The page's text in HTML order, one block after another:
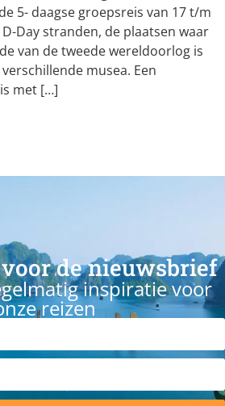
5- daagse groepsreis van 17 t/m
Day stranden, de plaatsen waar
van de tweede wereldoorlog is
musea. Een
met […]
de nieuwsbrief
inspiratie voor
reizen